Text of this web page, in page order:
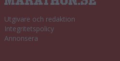
Utgivare och redaktion
Integritetspolicy
Annonsera